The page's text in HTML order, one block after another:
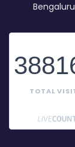
TOTAL